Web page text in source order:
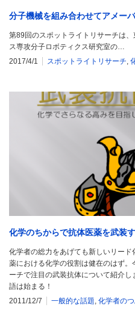
分子機械を組み合わせてアメー
第89回のスポットライトリサーチは
ス専攻分子ロボティクス研究室の…
2017/4/1
スポットライトリサーチ
化学のちからで抗体医薬を武装
化学者の総力をあげても新しいリー
薬における化学の役割は健在のはず
ーチで注目の武装抗体について紹介
語は始まる！
2011/12/7
一般的な話題 化学者の